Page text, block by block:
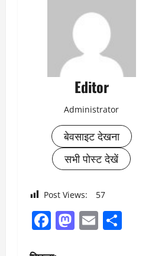
Editor
Administrator
बेवसाइट देखना
सभी पोस्ट देखें
Post Views: 57
Facebook
Mastodon
Email